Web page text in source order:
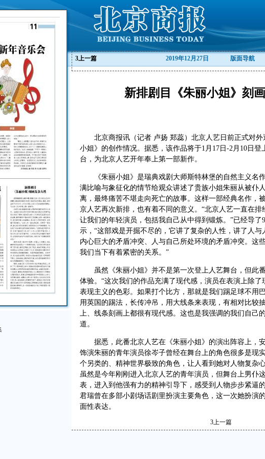
3上一篇 2019年12月27日 版面导航
新排剧目《朱丽小姐》刻
北京商报讯（记者 卢扬 郑蕊）北京人艺日前正式对外
小姐》的创作情况。据悉，该作品将于1月17日-2月10日
台，为北京人艺开年奉上第一部新作。
《朱丽小姐》是瑞典戏剧大师斯特林堡的自然主义名
满比喻与象征化的情节给观众讲述了贵族小姐朱丽从被仆
离，最终痛苦不堪走向死亡的故事。这样一部经典名作，
京人艺再次新排，也有着不同的意义。“北京人艺一直在
让我们的年轻演员，包括我自己从中得到锻炼。”已经导了
示，“这部戏是开掘不尽的，它讲了复杂的人性，讲了人
内心巨大的矛盾冲突、人与自己所处环境的矛盾冲突。这
我们当下有着紧密的关系。”
虽然《朱丽小姐》并不是第一次登上人艺舞台，但此
体验。“这次我们的作品充满了现代感，演员在表演上除
表现主义的色彩。如果打个比方，那就是我们踢足球不用
用英国的踢法，长传冲吊，用大线条来表现，有相对比较
上、线条刻画上都很有现代感。这也是我强调的我们自己
道。
据悉，此番北京人艺在《朱丽小姐》的演出阵容上，安
饰演朱丽的青年演员徐岑子曾经在舞台上的角色很多是现
个另类的、精神世界极致的角色，让人看到她对人物复杂
虽然是今年刚刚进入北京人艺的青年演员，但舞台上男仆
表，进入到他强有力的精神引导下，感受到人物步步紧逼
君瑞曾在多部小剧场话剧里扮演主要角色，这一次她扮演
面性表达。
3上一篇